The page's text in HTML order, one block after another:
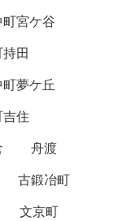
宮ケ谷
田
夢ケ丘
住
舟渡
古鍛冶町
文京町